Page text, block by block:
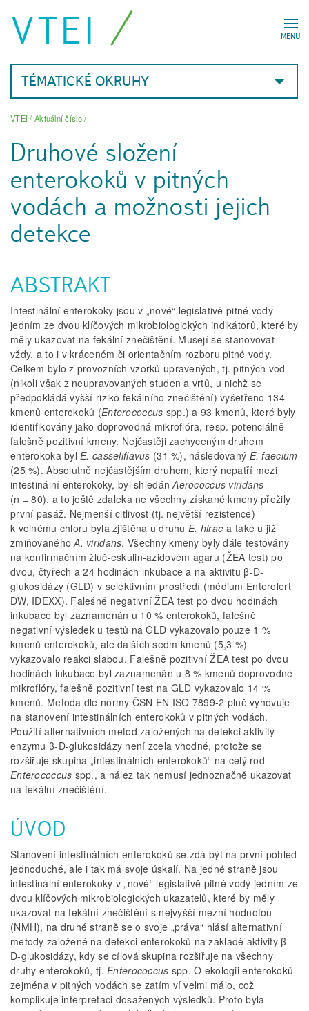
MENU
VTEI
TÉMATICKÉ OKRUHY
VTEI/ Aktuální číslo/
Druhové složení
enterokoků v pitných
vodách a možnosti jejich
detekce
ABSTRAKT
Intestinální enterokoky jsou v „nové“ legislativě pitné vody
jedním ze dvou klíčových mikrobiologických indikátorů, které by
měly ukazovat na fekální znečištění. Musejí se stanovovat
vždy, a to i v kráceném či orientačním rozboru pitné vody.
Celkem bylo z provozních vzorků upravených, tj. pitných vod
(nikoli však z neupravovaných studen a vrtů, u nichž se
předpokládá vyšší riziko fekálního znečištění) vyšetřeno 134
kmenů enterokoků (Enterococcus spp.) a 93 kmenů, které byly
identifikovány jako doprovodná mikroflóra, resp. potenciálně
falešně pozitivní kmeny. Nejčastěji zachyceným druhem
enterokoka bylE. casseliflavus (31 %), následovaný E. faecium
(25 %). Absolutně nejčastějším druhem, který nepatří mezi
intestinální enterokoky, byl shledánAerococcus viridans
(n = 80), a to ještě zdaleka ne všechny získané kmeny přežily
první pasáž. Nejmenší citlivost (tj. největší rezistence)
k volnému chloru byla zjištěna u druhu E. hirae a také u již
zmiňovanéhoA. viridans. Všechny kmeny byly dále testovány
na konfirmačním žluč-eskulin-azidovém agaru (ŽEA test) po
dvou, čtyřech a 24 hodinách inkubace a na aktivitu β-D-
glukosidázy (GLD) v selektivním prostředí (médium Enterolert
DW, IDEXX). Falešně negativní ŽEA test po dvou hodinách
inkubace byl zaznamenán u 10 % enterokoků, falešně
negativní výsledek u testů na GLD vykazovalo pouze 1 %
kmenů enterokoků, ale dalších sedm kmenů (5,3 %)
vykazovalo reakci slabou. Falešně pozitivní ŽEA test po dvou
hodinách inkubace byl zaznamenán u 8 % kmenů doprovodné
mikroflóry, falešně pozitivní test na GLD vykazovalo 14 %
kmenů. Metoda dle normy ČSN EN ISO 7899-2 plně vyhovuje
na stanovení intestinálních enterokoků v pitných vodách.
Použití alternativních metod založených na detekci aktivity
enzymu β-D-glukosidázy není zcela vhodné, protože se
rozšiřuje skupina „intestinálních enterokoků“ na celý rod
Enterococcus spp., a nález tak nemusí jednoznačně ukazovat
na fekální znečištění.
ÚVOD
Stanovení intestinálních enterokoků se zdá být na první pohled
jednoduché, ale i tak má svoje úskalí. Na jedné straně jsou
intestinální enterokoky v „nové“ legislativě pitné vody jedním ze
dvou klíčových mikrobiologických ukazatelů, které by měly
ukazovat na fekální znečištění s nejvyšší mezní hodnotou
(NMH), na druhé straně se o svoje „práva“ hlásí alternativní
metody založené na detekci enterokoků na základě aktivity β-
D-glukosidázy, kdy se cílová skupina rozšiřuje na všechny
druhy enterokoků, tj.Enterococcus spp. O ekologii enterokoků
zejména v pitných vodách se zatím ví velmi málo, což
komplikuje interpretaci dosažených výsledků. Proto byla